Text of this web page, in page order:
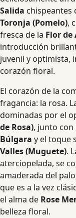
Salida chispeantes
Toronja (Pomelo),
fresca de la Flor de
introducción
juvenil y optimista,
corazón floral.
El corazón de la
fragancia: la rosa.
dominadas por el
de Rosa), junto con
Búlgara y el toque
Valles (Muguete).
aterciopelada, se
amaderada del
que es a la vez
el alma de Rose
belleza floral.